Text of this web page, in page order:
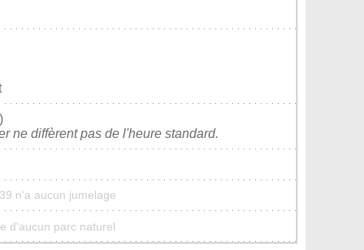
ne diffèrent pas de l'heure standard.
n'a aucun jumelage
d'aucun parc naturel